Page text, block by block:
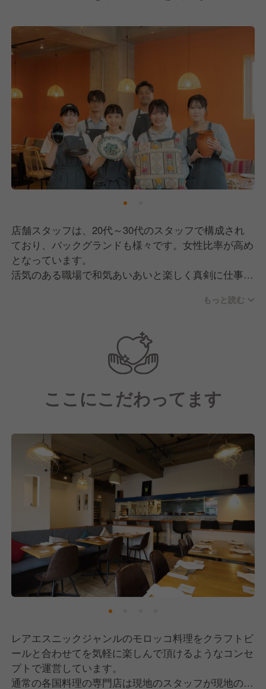
店舗スタッフは、20代～30代のスタッフで構成され
ており、バックグランドも様々です。女性比率が高め
となっています。
活気のある職場で和気あいあいと楽しく真剣に仕事を
もっと読む
ここにこだわってます
レアエスニックジャンルのモロッコ料理をクラフトビ
ールと合わせてを気軽に楽しんで頂けるようなコンセ
プトで運営しています。
通常の各国料理の専門店は現地のスタッフが現地のよ